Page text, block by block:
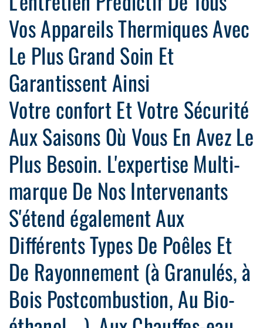
Vos Appareils Thermiques Avec
Le Plus Grand Soin Et
Garantissent Ainsi
Votre confort Et Votre Sécurité
Aux Saisons Où Vous En Avez Le
Plus Besoin. L'expertise Multi-
marque De Nos Intervenants
S'étend également Aux
Différents Types De Poêles Et
De Rayonnement (à Granulés, à
Bois Postcombustion, Au Bio-